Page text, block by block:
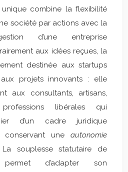
combine la flexibilité
société par actions avec la
d’une entreprise
aux idées reçues, la
destinée aux startups
projets innovants : elle
aux consultants, artisans,
libérales qui
d’un cadre juridique
une autonomie
souplesse statutaire de
d’adapter son